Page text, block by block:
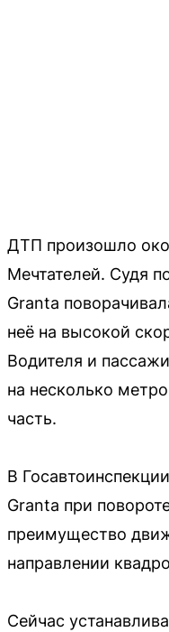
ДТП произошло
Мечтателей. Судя
Granta
неё на высокой
Водителя и
на несколько
часть.
В
Granta при
преимущество
направлении
Сейчас